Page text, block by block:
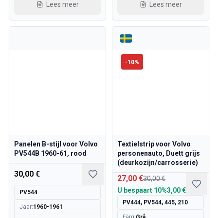
Volvo 240/260 Motor gasklepverbinding
Volvo 240/260 Koelsysteem
Volvo 240/260 Transmissie/Achterwielophanging
Volvo 700 Verwarmingssysteem/Fresh air unit
Volvo 700 Wielen/Hoofdkappen
Volvo 700 motoronderdelen
Volvo 740/760/780 Carrosserie-onderdelen
Volvo 740/760/780 Interieur onderdelen
Volvo 740/760/780 Voorvering
Lees meer Lees meer
Panelen B-stijl voor Volvo
PV544B 1960-61, rood
30,00 €
PV544
Jaar:1960-1961
-10%
Textielstrip voor Volvo
personenauto, Duett grijs
(deurkozijn/carrosserie)
27,00 €30,00 €
U bespaart 10%3,00 €
PV444, PV544, 445, 210